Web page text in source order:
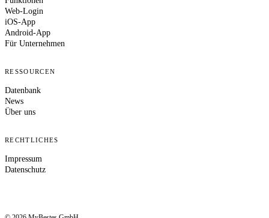
Web-Login
iOS-App
Android-App
Für Unternehmen
RESSOURCEN
Datenbank
News
Über uns
RECHTLICHES
Impressum
Datenschutz